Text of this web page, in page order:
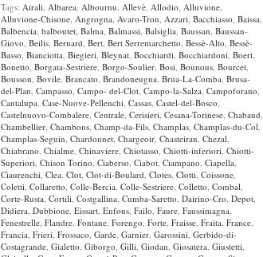
Tags: Airali, Albarea, Albournu, Allevè, Allodio, Alluvione,
Alluvione-Chisone, Angrogna, Avaro-Tron, Azzari, Bacchiasso, Baissa,
Balbencia, balboutet, Balma, Balmassi, Balsiglia, Baussan, Baussan-
Giovo, Beilis, Bernard, Bert, Bert Serremarchetto, Bessè-Alto, Bessè-
Basso, Bianciotta, Biegieri, Bleynat, Bocchiardi, Bocchiardoni, Boeri,
Bonetto, Borgata-Sestriere, Borgo-Soulier, Bosi, Bounous, Bourcet,
Bousson, Bovile, Brancato, Brandoneugna, Brua-La-Comba, Brusa-
del-Plan, Campasso, Campo- del-Clot, Campo-la-Salza, Campoforano,
Cantalupa, Case-Nuove-Pellenchi, Cassas, Castel-del-Bosco,
Castelnuovo-Combalere, Centrale, Cerisieri, Cesana-Torinese, Chabaud,
Chambellier, Chambons, Champ-da-Fils, Champlas, Champlas-du-Col,
Champlas-Seguin, Chardonnet, Chargeoir, Chasteiran, Chezal,
Chiabrano, Chialme, Chinaviere, Chiotasso, Chiotti-inferiori, Chiotti-
Superiori, Chison Torino, Ciaberso, Ciabot, Ciampano, Ciapella,
Ciaurenchi, Clea, Clot, Clot-di-Boulard, Clotes, Clotti, Coissone,
Coletti, Collaretto, Colle-Bercia, Colle-Sestriere, Colletto, Combal,
Corte-Rusta, Cortili, Costgallina, Cumba-Saretto, Dairino-Cro, Depot,
Didiera, Dubbione, Eissart, Enfous, Failo, Faure, Faussimagna,
Fenestrelle, Flandre, Fontane, Forengo, Forte, Fraisse, Fraita, France,
Francia, Frieri, Frossaco, Garde, Garnier, Garossini, Gerbido-di-
Costagrande, Gialetto, Giborgo, Gilli, Giodan, Giosatera, Giustetti,